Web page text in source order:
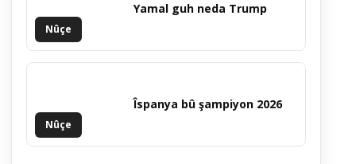
Nûçe
Yamal guh neda Trump
Nûçe
Îspanya bû şampiyon 2026